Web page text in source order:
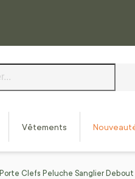
Vêtements
Porte Clefs Peluche Sanglier Debout